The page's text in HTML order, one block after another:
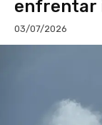
enfrentar
03/07/2026